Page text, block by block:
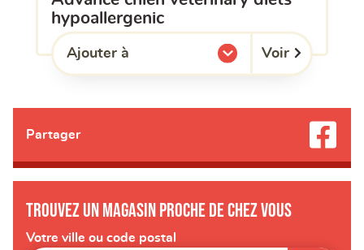
hypoallergenic
Ajouter à
l'une de mes listes. Voir
Partager
Trouvez un magasin proche de chez vous
Votre ville ou code postal